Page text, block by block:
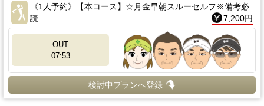
《1人予約》【本コース】☆月金早朝スルーセルフ※備考必
読
7,200円
OUT
07:53
検討中プランへ登録